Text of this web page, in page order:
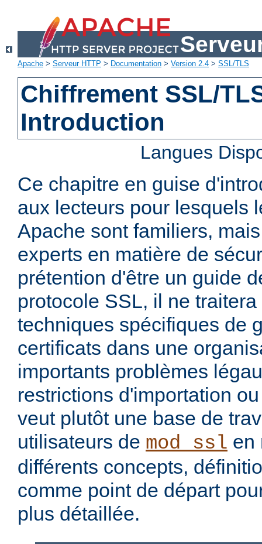
Apache > Serveur HTTP > Documentation > Version 2.4 > SSL/TLS
Chiffrement SSL/
Introduction
Langues
Ce chapitre en guise
aux lecteurs pour lesquels
Apache sont familiers,
experts en matière de
prétention d'être un guide
protocole SSL, il ne
techniques spécifiques de
certificats dans une
importants problèmes
restrictions d'importation
veut plutôt une base de
utilisateurs de mod_ssl en
différents concepts,
comme point de départ
plus détaillée.